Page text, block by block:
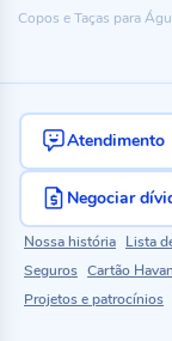
Copos e Taças para
Atendimento
Negociar
Nossa história Lista
Seguros Cartão Havan
Projetos e patrocínios